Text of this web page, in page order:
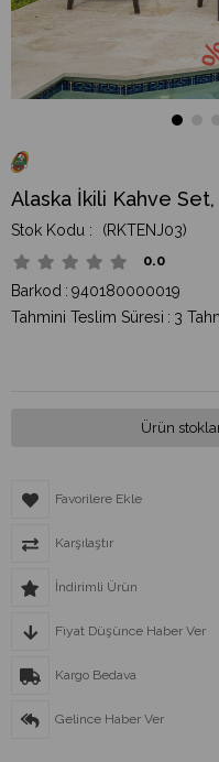
Alaska İkili Kahve Set,
(RKTENJ03)
0.0
Barkod : 940180000019
Tahmini Teslim Süresi : 3
Ürün
Favorilere Ekle
Karşılaştır
İndirimli Ürün
Fiyat Düşünce Haber Ver
Kargo Bedava
Gelince Haber Ver